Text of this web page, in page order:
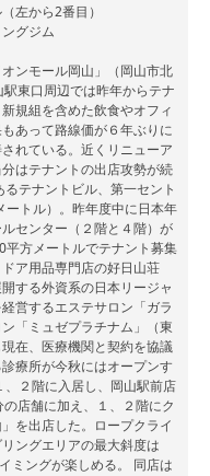
左から2番目）
グジム
ンモール岡山」（岡山市北
東口周辺では昨年からテナ
規組を含めた飲食やオフィ
あって路線価が６年ぶりに
れている。近くリニューア
はテナントの出店攻勢が続
テナントビル、第一セント
トル）。昨年度中に日本年
センター（２階と４階）が
方メートルでテナント募集
ア用品専門店の好日山荘
する外資系の日本リージャ
営するエステサロン「ガラ
「ミュゼプラチナム」（東
在、医療機関と契約を協議
療所が今秋にはオープンす
２階に入居し、岡山駅前店
店舗に加え、１、２階にク
を出店した。ロープクライ
ングエリアの最大斜度は
ミングが楽しめる。 同店は